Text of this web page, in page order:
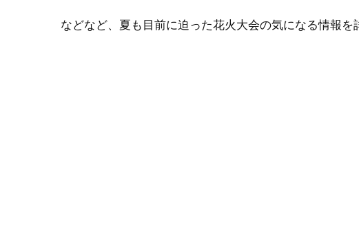
などなど、夏も目前に迫った花火大会の気になる情報を